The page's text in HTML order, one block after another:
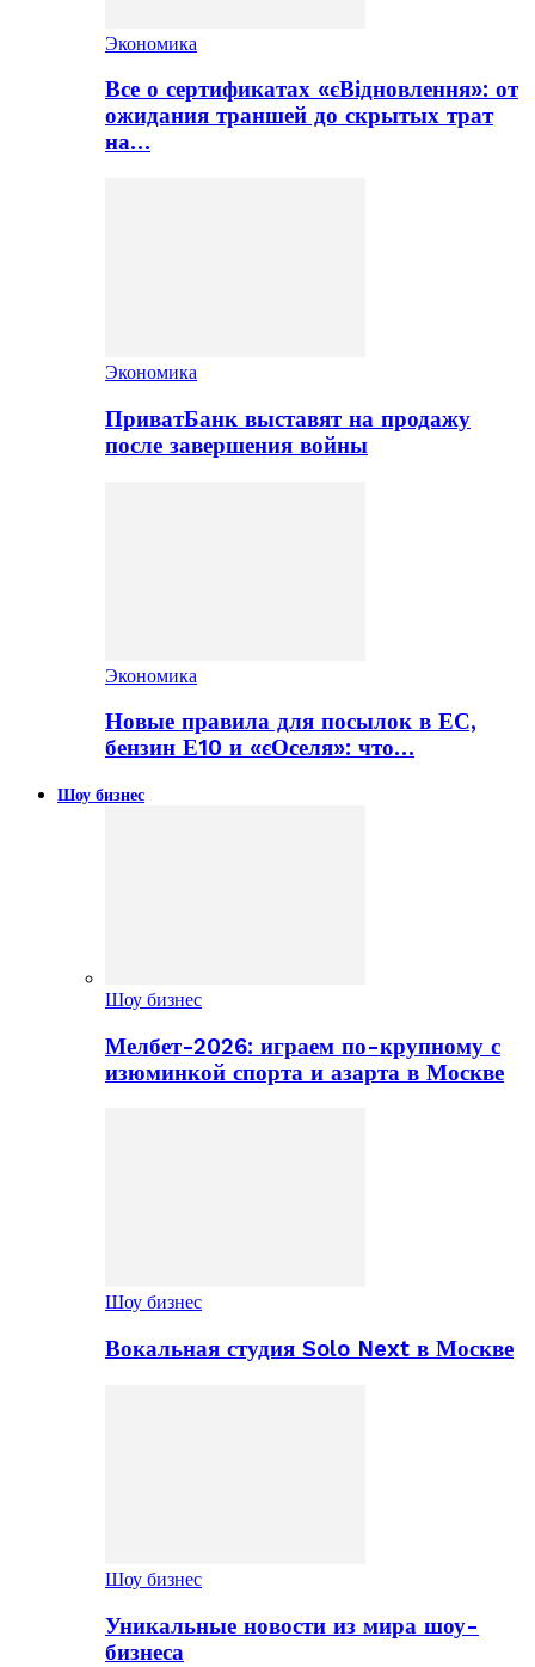
Экономика
Все о сертификатах «єВідновлення»: от
ожидания траншей до скрытых трат
на…
Экономика
ПриватБанк выставят на продажу
после завершения войны
Экономика
Новые правила для посылок в ЕС,
бензин Е10 и «єОселя»: что…
Шоу бизнес
Шоу бизнес
Мелбет-2026: играем по-крупному с
изюминкой спорта и азарта в Москве
Шоу бизнес
Вокальная студия Solo Next в Москве
Шоу бизнес
Уникальные новости из мира шоу-
бизнеса